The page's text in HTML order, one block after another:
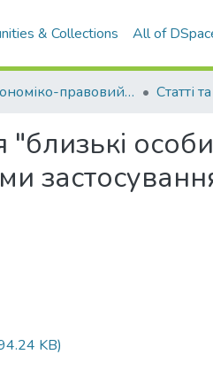
& Collections All of
04. Економіко-правовий факультет Статті
"близькі
KB)